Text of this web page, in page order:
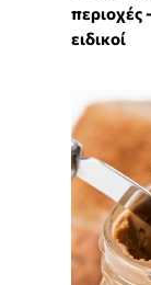
περιοχές
ειδικοί